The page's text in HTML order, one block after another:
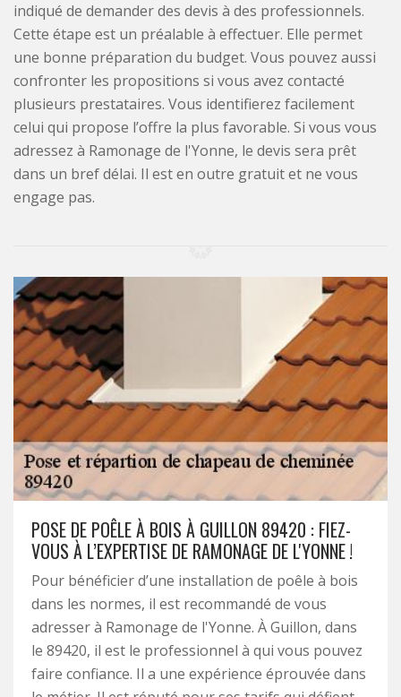
indiqué de demander des devis à des professionnels.
Cette étape est un préalable à effectuer. Elle permet
une bonne préparation du budget. Vous pouvez aussi
confronter les propositions si vous avez contacté
plusieurs prestataires. Vous identifierez facilement
celui qui propose l’offre la plus favorable. Si vous vous
adressez à Ramonage de l'Yonne, le devis sera prêt
dans un bref délai. Il est en outre gratuit et ne vous
engage pas.
POSE DE POÊLE À BOIS À GUILLON 89420 : FIEZ-
VOUS À L’EXPERTISE DE RAMONAGE DE L'YONNE !
Pour bénéficier d’une installation de poêle à bois
dans les normes, il est recommandé de vous
adresser à Ramonage de l'Yonne. À Guillon, dans
le 89420, il est le professionnel à qui vous pouvez
faire confiance. Il a une expérience éprouvée dans